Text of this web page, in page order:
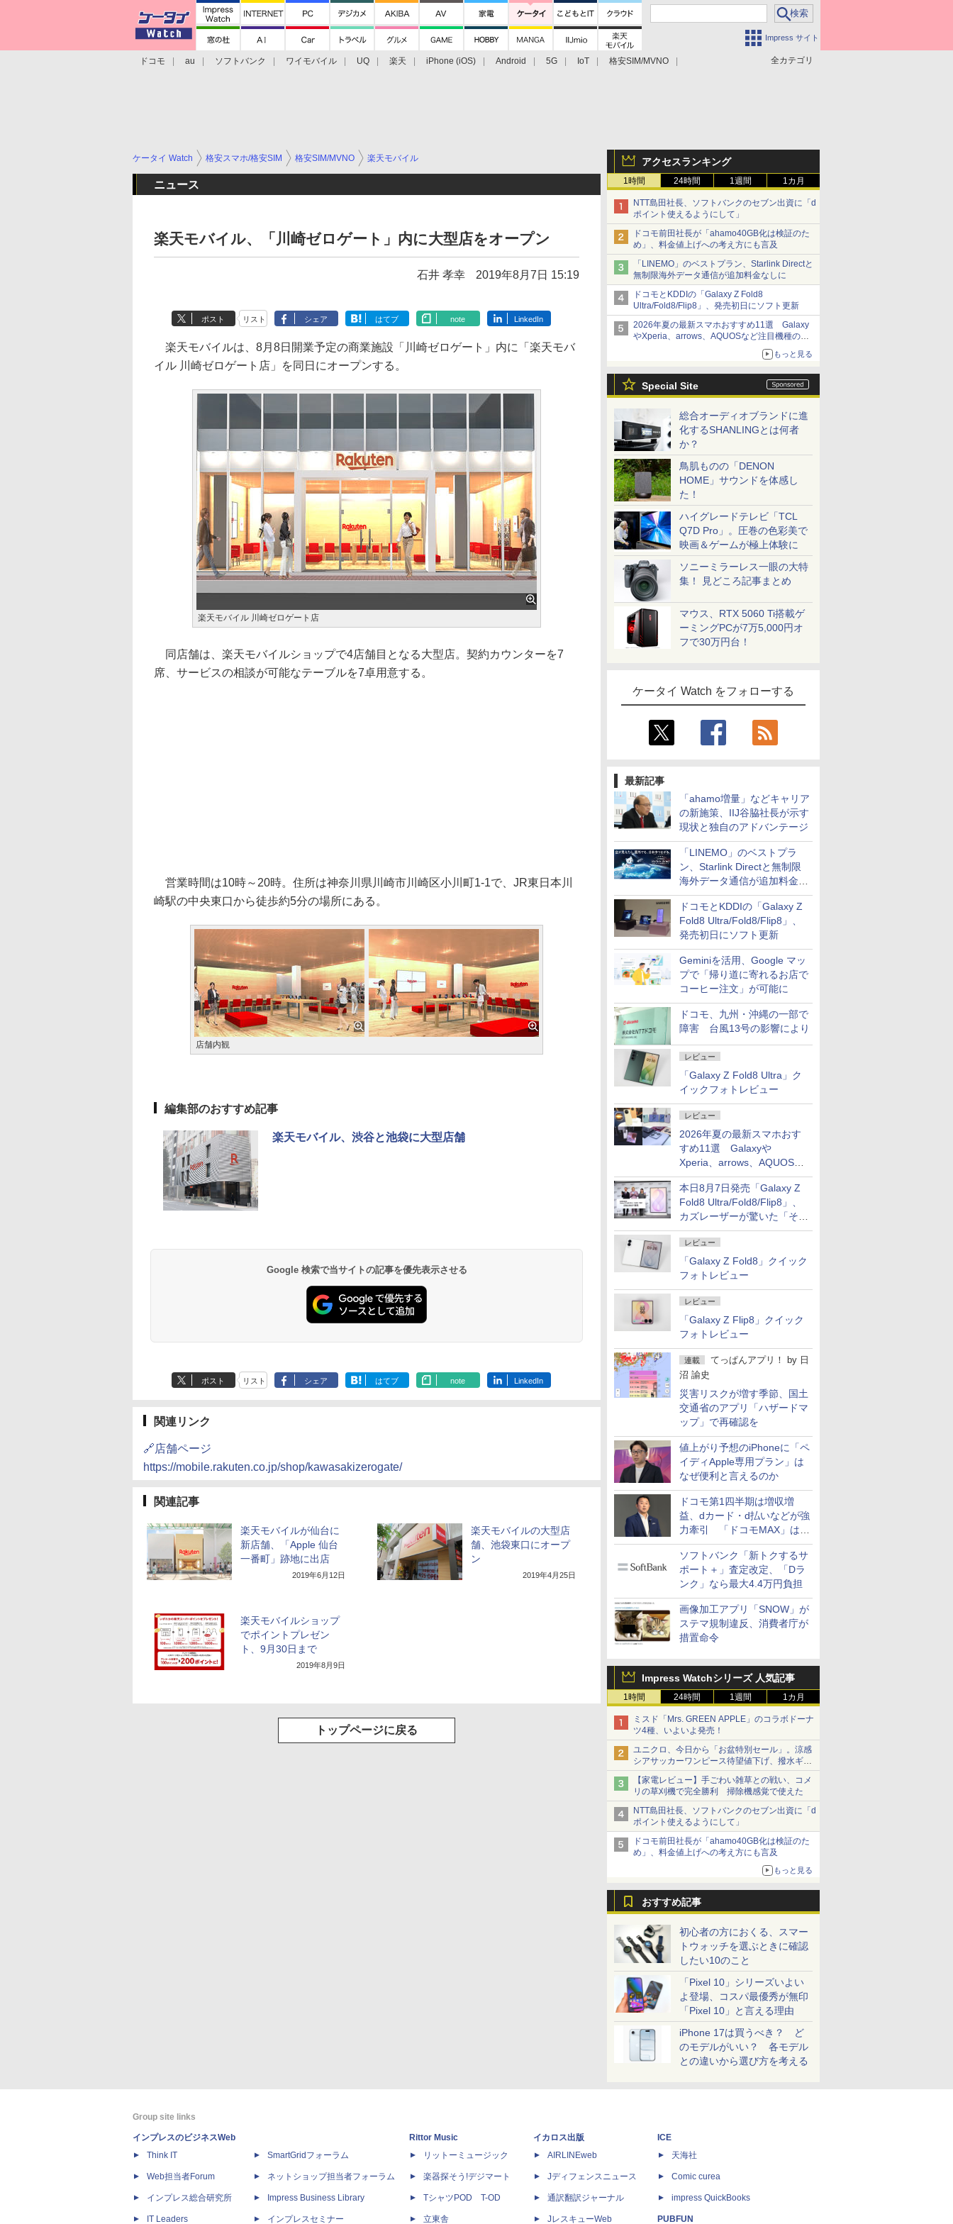
Impress サイト
全カテゴリ
ドコモ au ソフトバンク ワイモバイル UQ 楽天 iPhone (iOS) Android 5G IoT
格安SIM/MVNO
アクセスランキング
1時間 24時間 1週間 1カ月
NTT島田社長、ソフトバンクのセブン出資に「d
ポイント使えるようにして」
ドコモ前田社長が「ahamo40GB化は検証のた
め」、料金値上げへの考え方にも言及
「LINEMO」のベストプラン、Starlink Directと
無制限海外データ通信が追加料金なしに
ドコモとKDDIの「Galaxy Z Fold8
Ultra/Fold8/Flip8」、発売初日にソフト更新
2026年夏の最新スマホおすすめ11選 Galaxy
やXperia、arrows、AQUOSなど注目機種の特
もっと見る
Special Site
総合オーディオブランドに進
化するSHANLINGとは何者
か？
鳥肌ものの「DENON
HOME」サウンドを体感し
た！
ハイグレードテレビ「TCL
Q7D Pro」。圧巻の色彩美で
映画＆ゲームが極上体験に
ソニーミラーレス一眼の大特
集！ 見どころ記事まとめ
マウス、RTX 5060 Ti搭載ゲ
ーミングPCが7万5,000円オ
フで30万円台！
ケータイ Watch をフォローする
最新記事
「ahamo増量」などキャリア
の新施策、IIJ谷脇社長が示す
現状と独自のアドバンテージ
「LINEMO」のベストプラ
ン、Starlink Directと無制限
海外データ通信が追加料金な
しに
ドコモとKDDIの「Galaxy Z
Fold8 Ultra/Fold8/Flip8」、
発売初日にソフト更新
Geminiを活用、Google マッ
プで「帰り道に寄れるお店で
コーヒー注文」が可能に
ドコモ、九州・沖縄の一部で
障害 台風13号の影響により
レビュー
「Galaxy Z Fold8 Ultra」ク
イックフォトレビュー
レビュー
2026年夏の最新スマホおす
すめ11選 Galaxyや
Xperia、arrows、AQUOSな
ど注目機種の特徴は
本日8月7日発売「Galaxy Z
Fold8 Ultra/Fold8/Flip8」、
カズレーザーが驚いた「そば
屋のメニュー並みの薄さ」
レビュー
「Galaxy Z Fold8」クイック
フォトレビュー
レビュー
「Galaxy Z Flip8」クイック
フォトレビュー
連載 てっぱんアプリ！ by 日
沼 諭史
災害リスクが増す季節、国土
交通省のアプリ「ハザードマ
ップ」で再確認を
値上がり予想のiPhoneに「ペ
イディApple専用プラン」は
なぜ便利と言えるのか
ドコモ第1四半期は増収増
益、dカード・d払いなどが強
力牽引 「ドコモMAX」は
400万契約突破
ソフトバンク「新トクするサ
ポート＋」査定改定、「Dラ
ンク」なら最大4.4万円負担
画像加工アプリ「SNOW」が
ステマ規制違反、消費者庁が
措置命令
Impress Watchシリーズ 人気記事
1時間 24時間 1週間 1カ月
ミスド「Mrs. GREEN APPLE」のコラボドーナ
ツ4種、いよいよ発売！
ユニクロ、今日から「お盆特別セール」。涼感
シアサッカーワンピース待望値下げ、撥水ギア
ショーツは1990円に
【家電レビュー】手ごわい雑草との戦い、コメ
リの草刈機で完全勝利 掃除機感覚で使えた
NTT島田社長、ソフトバンクのセブン出資に「d
ポイント使えるようにして」
ドコモ前田社長が「ahamo40GB化は検証のた
め」、料金値上げへの考え方にも言及
もっと見る
おすすめ記事
初心者の方におくる、スマー
トウォッチを選ぶときに確認
したい10のこと
「Pixel 10」シリーズいよい
よ登場、コスパ最優秀が無印
「Pixel 10」と言える理由
iPhone 17は買うべき？ ど
のモデルがいい？ 各モデル
との違いから選び方を考える
ケータイ Watch 格安スマホ/格安SIM 格安SIM/MVNO 楽天モバイル
ニュース
楽天モバイル、「川崎ゼロゲート」内に大型店をオープン
石井 孝幸 2019年8月7日 15:19
ポスト リスト シェア はてブ note LinkedIn
楽天モバイルは、8月8日開業予定の商業施設「川崎ゼロゲート」内に「楽天モバ
イル 川崎ゼロゲート店」を同日にオープンする。
楽天モバイル 川崎ゼロゲート店
同店舗は、楽天モバイルショップで4店舗目となる大型店。契約カウンターを7
席、サービスの相談が可能なテーブルを7卓用意する。
営業時間は10時～20時。住所は神奈川県川崎市川崎区小川町1-1で、JR東日本川
崎駅の中央東口から徒歩約5分の場所にある。
店舗内観
編集部のおすすめ記事
楽天モバイル、渋谷と池袋に大型店舗
Google 検索で当サイトの記事を優先表示させる
ポスト リスト シェア はてブ note LinkedIn
関連リンク
🔗店舗ページ
https://mobile.rakuten.co.jp/shop/kawasakizerogate/
関連記事
楽天モバイルが仙台に
新店舗、「Apple 仙台
一番町」跡地に出店
2019年6月12日
楽天モバイルの大型店
舗、池袋東口にオープ
ン
2019年4月25日
楽天モバイルショップ
でポイントプレゼン
ト、9月30日まで
2019年8月9日
トップページに戻る
Group site links
インプレスのビジネスWeb
Think IT
Web担当者Forum
インプレス総合研究所
IT Leaders
SmartGridフォーラム
ネットショップ担当者フォーラム
Impress Business Library
インプレスセミナー
Rittor Music
リットーミュージック
楽器探そう!デジマート
TシャツPOD T-OD
立東舎
イカロス出版
AIRLINEweb
Jディフェンスニュース
通訳翻訳ジャーナル
JレスキューWeb
ICE
天海社
Comic curea
impress QuickBooks
PUBFUN